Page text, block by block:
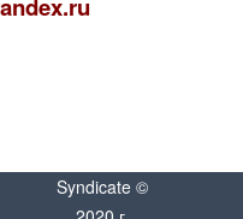
Syndicate ©